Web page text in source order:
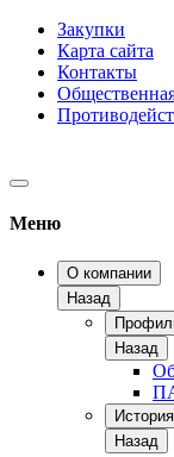
Закупки
Карта сайта
Контакты
Меню
О компании
Назад
Назад
История
Назад